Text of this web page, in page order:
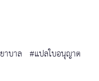
าบาล #แปลใบอนุญาต